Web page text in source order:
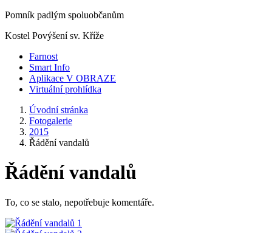
Pomník padlým spoluobčanům
Kostel Povýšení sv. Kříže
Farnost
Smart Info
Aplikace V OBRAZE
Virtuální prohlídka
Úvodní stránka
Fotogalerie
2015
Řádění vandalů
Řádění vandalů
To, co se stalo, nepotřebuje komentáře.